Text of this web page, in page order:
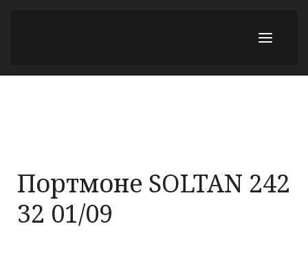
Портмоне SOLTAN 242
32 01/09